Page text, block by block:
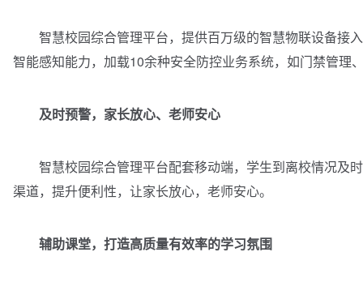
智慧校园综合管理平台，提供百万级的智慧物联设备接
智能感知能力，加载10余种安全防控业务系统，如门禁管
及时预警，家长放心、老师安心
智慧校园综合管理平台配套移动端，学生到离校情况及
渠道，提升便利性，让家长放心，老师安心。
辅助课堂，打造高质量有效率的学习氛围